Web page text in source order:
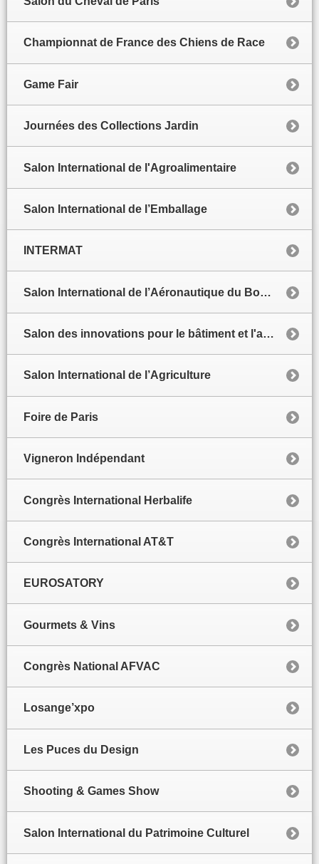
Championnat de France des Chiens de Race
Game Fair
Journées des Collections Jardin
Salon International de l'Agroalimentaire
Salon International de l’Emballage
INTERMAT
Salon International de l’Aéronautique du Bourget
Salon des innovations pour le bâtiment et l'architecture
Salon International de l’Agriculture
Foire de Paris
Vigneron Indépendant
Congrès International Herbalife
Congrès International AT&T
EUROSATORY
Gourmets & Vins
Congrès National AFVAC
Losange’xpo
Les Puces du Design
Shooting & Games Show
Salon International du Patrimoine Culturel